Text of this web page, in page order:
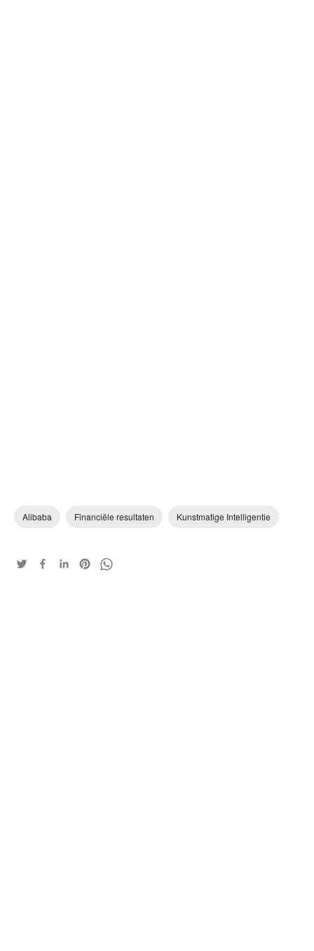
Alibaba Financiële resultaten Kunstmatige Intelligentie